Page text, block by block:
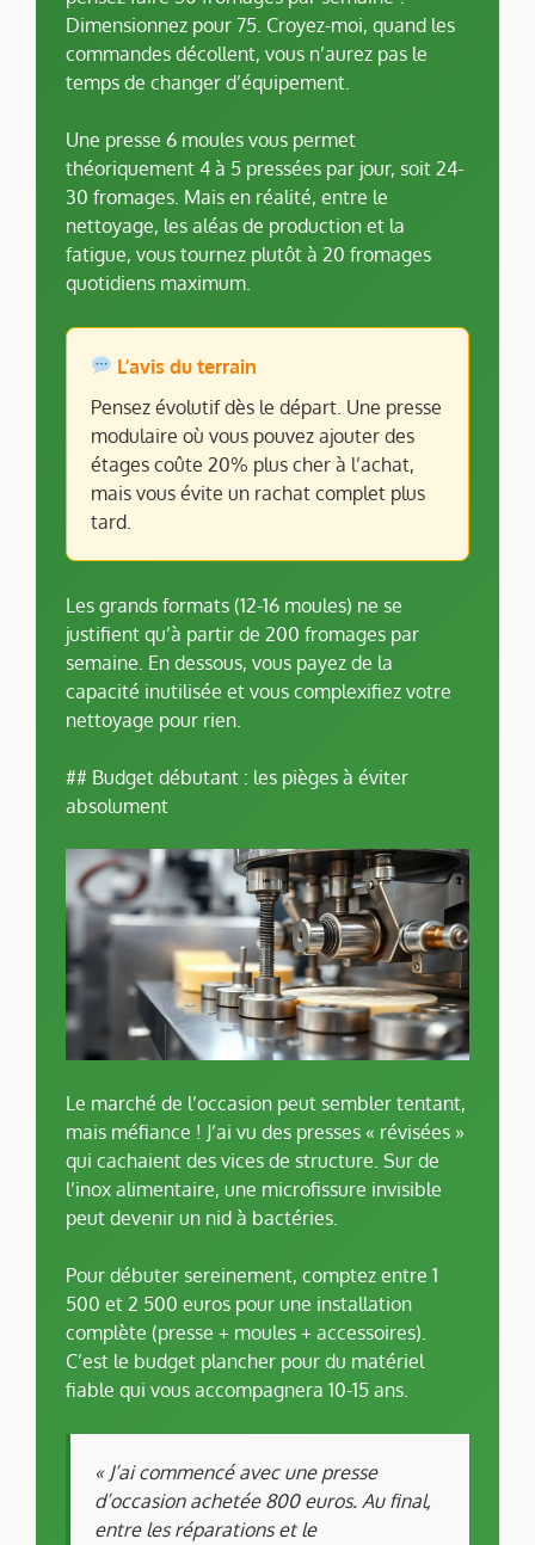
Dimensionnez pour 75. Croyez-moi, quand les
commandes décollent, vous n’aurez pas le
temps de changer d’équipement.
Une presse 6 moules vous permet
théoriquement 4 à 5 pressées par jour, soit 24-
30 fromages. Mais en réalité, entre le
nettoyage, les aléas de production et la
fatigue, vous tournez plutôt à 20 fromages
quotidiens maximum.
L’avis du terrain
Pensez évolutif dès le départ. Une presse
modulaire où vous pouvez ajouter des
étages coûte 20% plus cher à l’achat,
mais vous évite un rachat complet plus
tard.
Les grands formats (12-16 moules) ne se
justifient qu’à partir de 200 fromages par
semaine. En dessous, vous payez de la
capacité inutilisée et vous complexifiez votre
nettoyage pour rien.
## Budget débutant : les pièges à éviter
absolument
Le marché de l’occasion peut sembler tentant,
mais méfiance ! J’ai vu des presses « révisées »
qui cachaient des vices de structure. Sur de
l’inox alimentaire, une microfissure invisible
peut devenir un nid à bactéries.
Pour débuter sereinement, comptez entre 1
500 et 2 500 euros pour une installation
complète (presse + moules + accessoires).
C’est le budget plancher pour du matériel
fiable qui vous accompagnera 10-15 ans.
« J’ai commencé avec une presse
d’occasion achetée 800 euros. Au final,
entre les réparations et le